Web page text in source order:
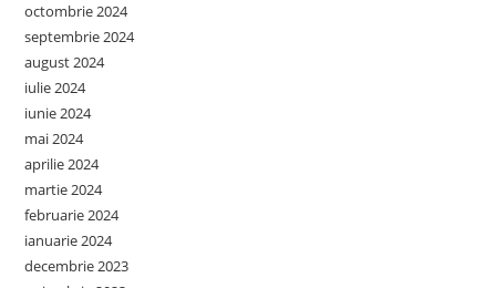
octombrie 2024
septembrie 2024
august 2024
iulie 2024
iunie 2024
mai 2024
aprilie 2024
martie 2024
februarie 2024
ianuarie 2024
decembrie 2023